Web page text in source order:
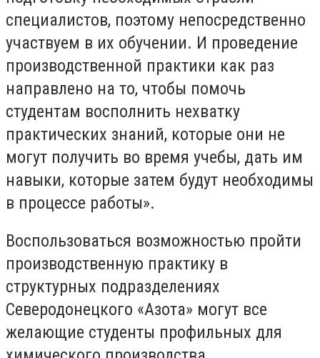
специалистов, поэтому непосредственно
участвуем в их обучении. И проведение
производственной практики как раз
направлено на то, чтобы помочь
студентам восполнить нехватку
практических знаний, которые они не
могут получить во время учебы, дать им
навыки, которые затем будут необходимы
в процессе работы».
Воспользоваться возможностью пройти
производственную практику в
структурных подразделениях
Северодонецкого «Азота» могут все
желающие студенты профильных для